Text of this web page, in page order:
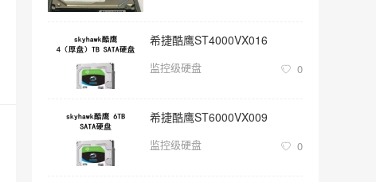
希捷酷鹰ST4000VX016
监控级硬盘 0
希捷酷鹰ST6000VX009
监控级硬盘 0